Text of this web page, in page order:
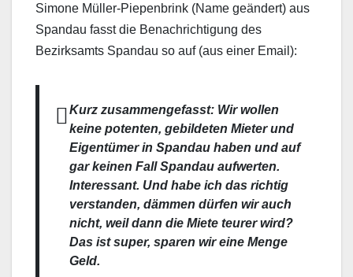
Simone Müller-Piepenbrink (Name geändert) aus
Spandau fasst die Benachrichtigung des
Bezirksamts Spandau so auf (aus einer Email):
Kurz zusammengefasst: Wir wollen
keine potenten, gebildeten Mieter und
Eigentümer in Spandau haben und auf
gar keinen Fall Spandau aufwerten.
Interessant. Und habe ich das richtig
verstanden, dämmen dürfen wir auch
nicht, weil dann die Miete teurer wird?
Das ist super, sparen wir eine Menge
Geld.